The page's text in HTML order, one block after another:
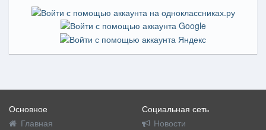
Основное
Главная
Социальная сеть
Новости